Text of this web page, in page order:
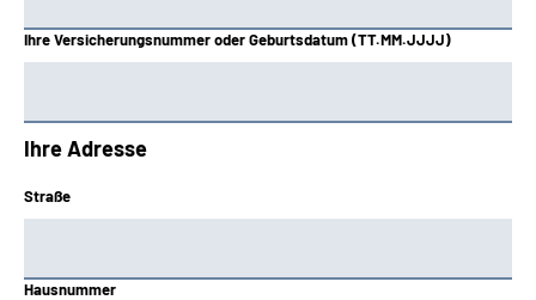
Ihre Versicherungsnummer oder Geburtsdatum (TT.MM.JJJJ)
Ihre Adresse
Straße
Hausnummer